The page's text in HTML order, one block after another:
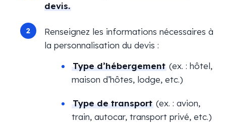
devis.
Renseignez les informations nécessaires à
la personnalisation du devis :
Type d’hébergement(ex. : hôtel,
maison d’hôtes, lodge, etc.)
Type de transport(ex. : avion,
train, autocar, transport privé, etc.)